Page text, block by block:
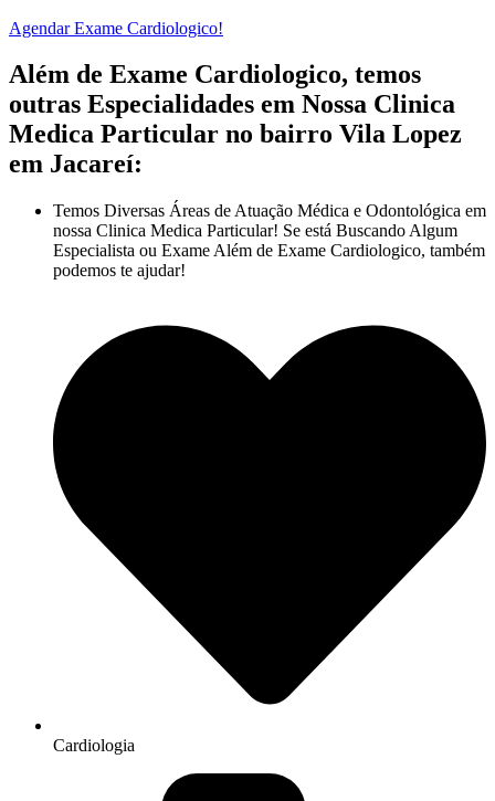
Agendar Exame Cardiologico!
Além de Exame Cardiologico, temos
outras Especialidades em Nossa Clinica
Medica Particular no bairro Vila Lopez
em Jacareí:
Temos Diversas Áreas de Atuação Médica e Odontológica em
nossa Clinica Medica Particular! Se está Buscando Algum
Especialista ou Exame Além de Exame Cardiologico, também
podemos te ajudar!
Cardiologia